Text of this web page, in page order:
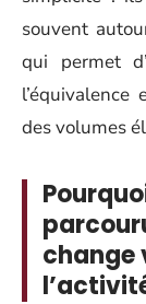
souvent
qui permet
des volumes
change